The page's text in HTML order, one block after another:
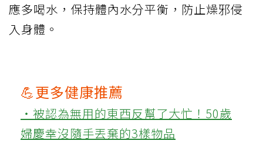
應多喝水，保持體內水分平衡，防止燥邪侵
入身體。
💪更多健康推薦
‧被認為無用的東西反幫了大忙！50歲
婦慶幸沒隨手丟棄的3樣物品